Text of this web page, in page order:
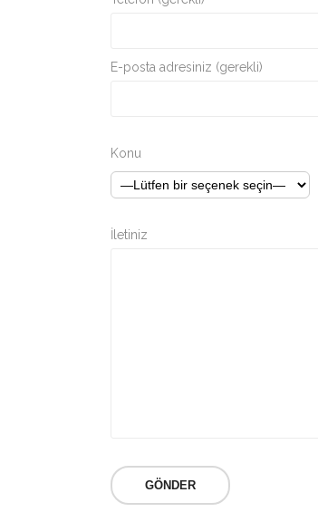
E-posta adresiniz (gerekli)
Konu
İletiniz